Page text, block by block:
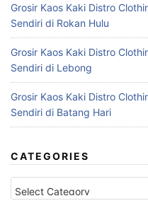
Grosir Kaos Kaki Distro
Sendiri di Rokan Hulu
Grosir Kaos Kaki Distro
Sendiri di Lebong
Grosir Kaos Kaki Distro
Sendiri di Batang Hari
CATEGORIES
Categories